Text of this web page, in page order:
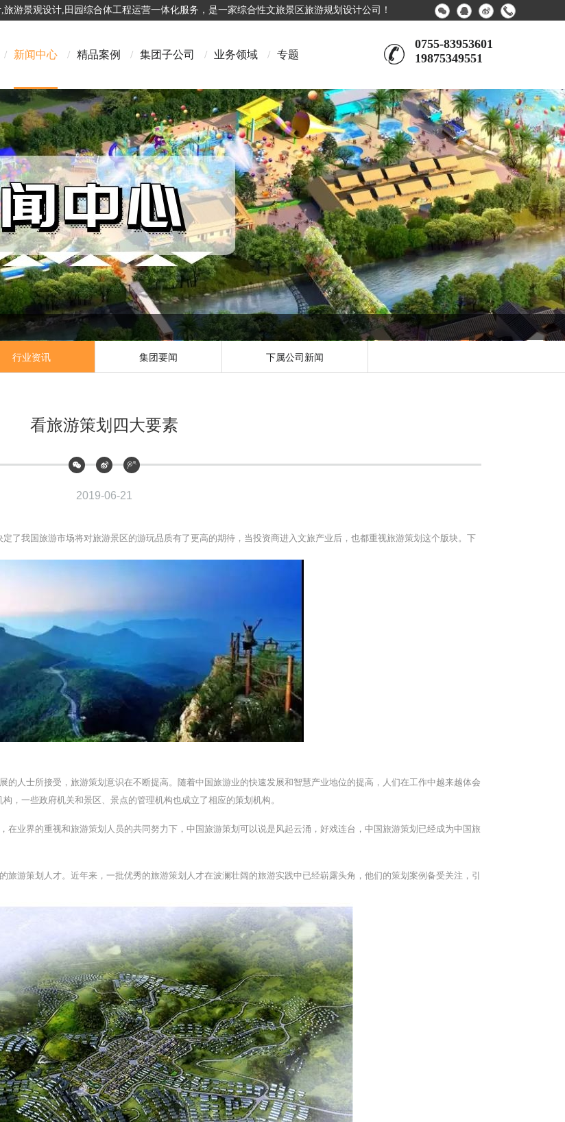
游景观设计,田园综合体工程运营一体化服务，是一家综合性文旅景区旅游规划设计公司！
/ 新闻中心 / 精品案例 / 集团子公司 / 业务领域 / 专题
0755-83953601
19875349551
行业资讯 集团要闻 下属公司新闻
看旅游策划四大要素
2019-06-21
了我国旅游市场将对旅游景区的游玩品质有了更高的期待，当投资商进入文旅产业后，也都重视旅游策划这个版块。 下
的人士所接受，旅游策划意识在不断提高。随着中国旅游业的快速发展和智慧产业地位的提高，人们在工作中越来越体会
，一些政府机关和景区、景点的管理机构也成立了相应的策划机构。
在业界的重视和旅游策划人员的共同努力下，中国旅游策划可以说是风起云涌，好戏连台，中国旅游策划已经成为中国旅
游策划人才。近年来，一批优秀的旅游策划人才在波澜壮阔的旅游实践中已经崭露头角，他们的策划案例备受关注，引